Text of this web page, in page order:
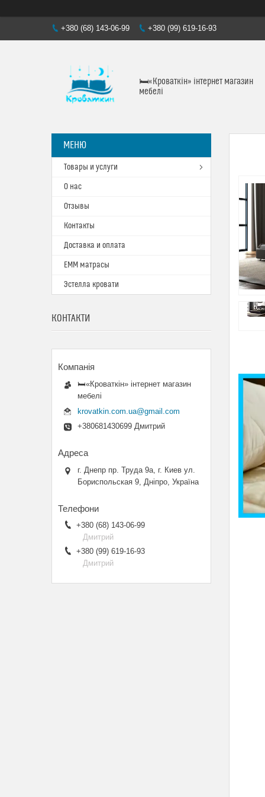
+380 (68) 143-06-99 +380 (99) 619-16-93
🛏«Кроваткiн» iнтернет магазин
мебелi
Товары и услуги
О нас
Отзывы
Контакты
Доставка и оплата
ЕММ матрасы
Эстелла кровати
КОНТАКТИ
🛏«Кроваткiн» iнтернет магазин
мебелi
krovatkin.com.ua@gmail.com
+380681430699 Дмитрий
г. Днепр пр. Труда 9а, г. Киев ул.
Бориспольская 9, Дніпро, Україна
+380 (68) 143-06-99
Дмитрий
+380 (99) 619-16-93
Дмитрий